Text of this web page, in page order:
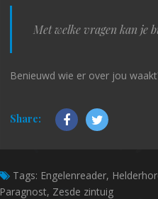
Met welke vragen kan je
Benieuwd wie er over jou
Share:
Tags: Engelenreader,
Paragnost, Zesde zintuig